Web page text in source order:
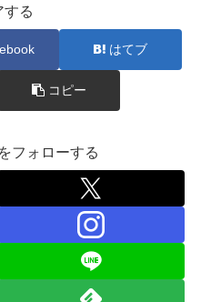
する
はてブ
コピー
フォローする